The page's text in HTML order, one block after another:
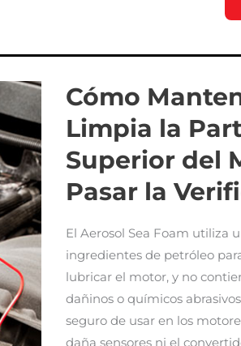
Cómo
Limpia la
Superior del
Pasar la
El Aerosol Sea Foam utiliza
ingredientes de petróleo
lubricar el motor, y no
dañinos o químicos
seguro de usar en los
daña sensores ni el